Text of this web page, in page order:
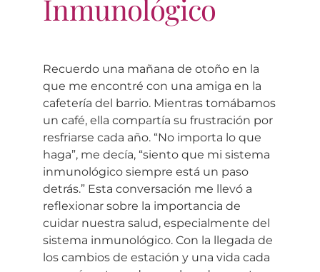
Inmunológico
Recuerdo una mañana de otoño en la
que me encontré con una amiga en la
cafetería del barrio. Mientras tomábamos
un café, ella compartía su frustración por
resfriarse cada año. “No importa lo que
haga”, me decía, “siento que mi sistema
inmunológico siempre está un paso
detrás.” Esta conversación me llevó a
reflexionar sobre la importancia de
cuidar nuestra salud, especialmente del
sistema inmunológico. Con la llegada de
los cambios de estación y una vida cada